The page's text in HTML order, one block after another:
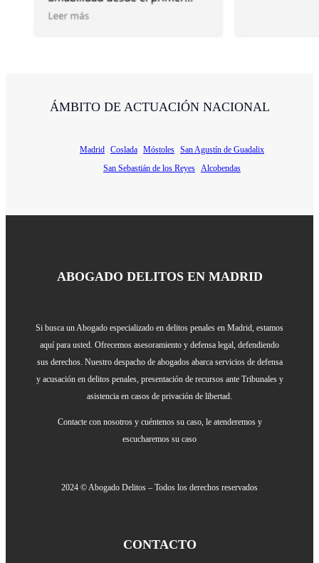
ÁMBITO DE ACTUACIÓN NACIONAL
Madrid Coslada Móstoles San Agustín de Guadalix
San Sebastián de los Reyes
Alcobendas
ABOGADO DELITOS EN MADRID
Si busca un Abogado especializado en delitos penales en Madrid, estamos
aquí para usted. Ofrecemos asesoramiento y defensa legal, defendiendo
sus derechos. Nuestro despacho de abogados abarca servicios de defensa
y acusación en delitos penales, presentación de recursos ante Tribunales y
asistencia en casos de privación de libertad.
Contacte con nosotros y cuéntenos su caso, le atenderemos y
escucharemos su caso
2024 © Abogado Delitos – Todos los derechos reservados
CONTACTO